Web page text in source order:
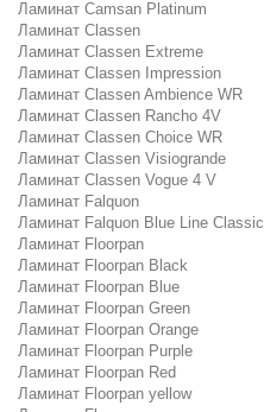
Ламинат Camsan Platinum
Ламинат Classen
Ламинат Classen Extreme
Ламинат Classen Impression
Ламинат Classen Ambience WR
Ламинат Classen Rancho 4V
Ламинат Classen Choice WR
Ламинат Classen Visiogrande
Ламинат Classen Vogue 4 V
Ламинат Falquon
Ламинат Falquon Blue Line Classic
Ламинат Floorpan
Ламинат Floorpan Black
Ламинат Floorpan Blue
Ламинат Floorpan Green
Ламинат Floorpan Orange
Ламинат Floorpan Purple
Ламинат Floorpan Red
Ламинат Floorpan yellow